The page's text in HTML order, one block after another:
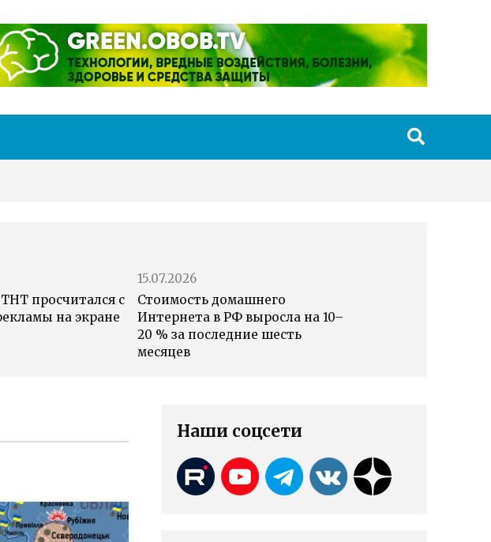
просчитался с
на экране
15.07.2026
Стоимость домашнего
Интернета в РФ выросла на 10–
20 % за последние шесть
месяцев
Наши соцсети